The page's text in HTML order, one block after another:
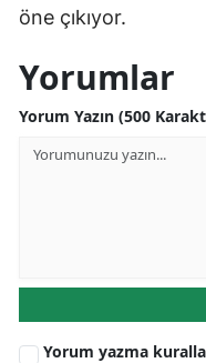
öne çıkıyor.
Yorumlar
Yorum Yazın (500
Yorum yazma